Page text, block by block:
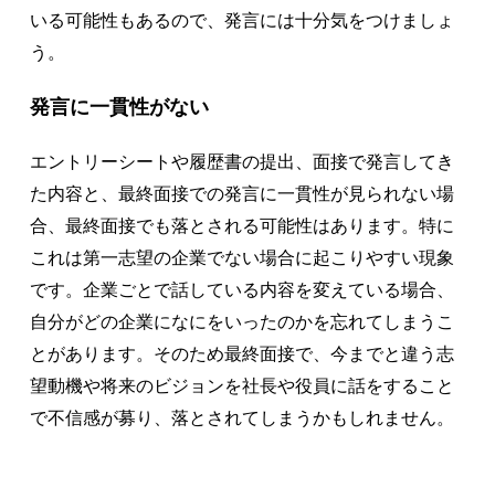
いる可能性もあるので、発言には十分気をつけましょ
う。
発言に一貫性がない
エントリーシートや履歴書の提出、面接で発言してき
た内容と、最終面接での発言に一貫性が見られない場
合、最終面接でも落とされる可能性はあります。特に
これは第一志望の企業でない場合に起こりやすい現象
です。企業ごとで話している内容を変えている場合、
自分がどの企業になにをいったのかを忘れてしまうこ
とがあります。そのため最終面接で、今までと違う志
望動機や将来のビジョンを社長や役員に話をすること
で不信感が募り、落とされてしまうかもしれません。